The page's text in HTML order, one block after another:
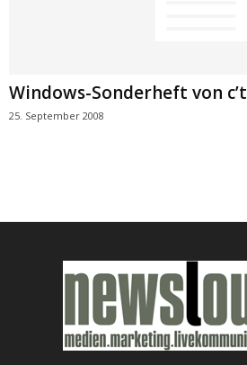
Windows-Sonderheft von c’t
25. September 2008